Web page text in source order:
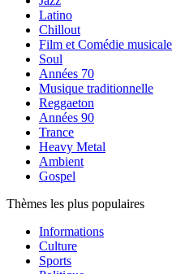
Latino
Chillout
Film et Comédie musicale
Soul
Années 70
Musique traditionnelle
Reggaeton
Années 90
Trance
Heavy Metal
Ambient
Gospel
Thèmes les plus populaires
Informations
Culture
Sports